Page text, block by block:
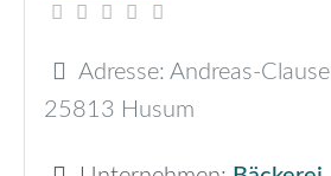
Adresse: Andreas-
25813 Husum